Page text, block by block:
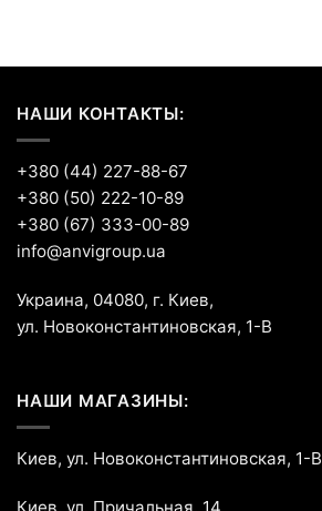
НАШИ КОНТАКТЫ:
+380 (44) 227-88-67
+380 (50) 222-10-89
+380 (67) 333-00-89
info@anvigroup.ua
Украина, 04080, г. Киев,
ул. Новоконстантиновская, 1-В
НАШИ МАГАЗИНЫ:
Киев, ул. Новоконстантиновская, 1-В
Киев, ул. Причальная, 14